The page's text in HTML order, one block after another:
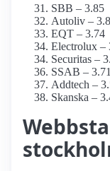
SBB – 3.85
Autoliv –
EQT – 3.74
Electrolux –
Securitas –
SSAB – 3.71
Addtech –
Skanska –